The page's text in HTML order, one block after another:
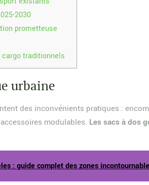
2030
prometteuse
cargo traditionnels
urbaine
des inconvénients pratiques :
modulables. Les sacs à dos
: guide complet des zones